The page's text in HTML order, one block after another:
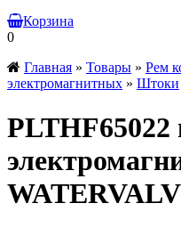
Корзина
0
Главная » Товары » Рем
электромагнитных » Штоки